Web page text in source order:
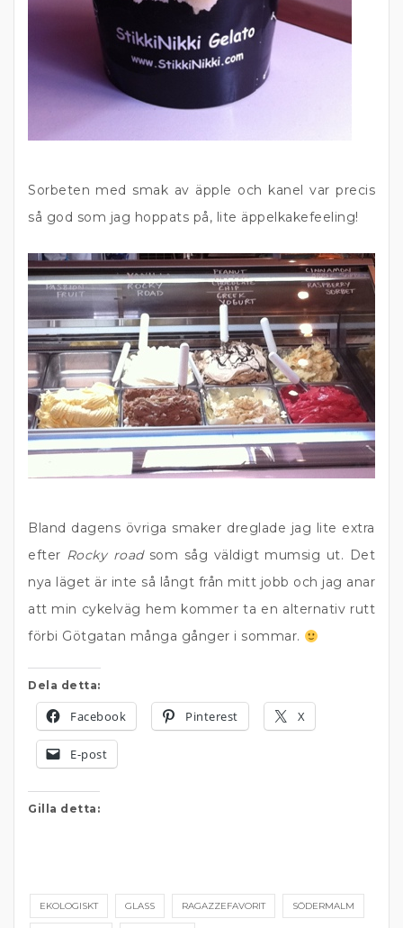
Sorbeten med smak av äpple och kanel var precis
så god som jag hoppats på, lite äppelkakefeeling!
Bland dagens övriga smaker dreglade jag lite extra
efter Rocky roadsom såg väldigt mumsig ut. Det
nya läget är inte så långt från mitt jobb och jag anar
att min cykelväg hem kommer ta en alternativ rutt
förbi Götgatan många gånger i sommar.
Dela detta:
Facebook Pinterest X
E-post
Gilla detta:
EKOLOGISKT GLASS RAGAZZEFAVORIT SÖDERMALM